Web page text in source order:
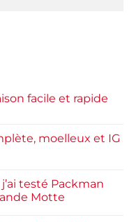
facile et rapide
moelleux et IG
testé Packman
Motte